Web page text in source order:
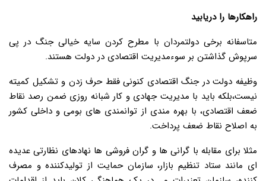
راهکارها را دریابید
متاسفانه برخی دولتمردان با مطرح کردن سایه خیالی جنگ در پی
سرپوش گذاشتن بر سوءمدیریت اقتصادی در دولت هستند.
وظیفه دولت در جنگ اقتصادی کنونی فقط حرف زدن و تشکیل کمیته
نیست،بلکه باید با مدیریت جهادی و کار شبانه روزی ضمن رصد نقاط
ضعف اقتصادی، با بهره مندی از توانمندی های بومی و داخلی کشور
به اصلاح نقاط ضعف پرداخت.
مثلا برای مقابله با گرانی ها و گران فروشی ها نهادهای نظارتی عدیده
ای مانند ستاد تنظیم بازار، سازمان حمایت از تولیدکننده و مصرف